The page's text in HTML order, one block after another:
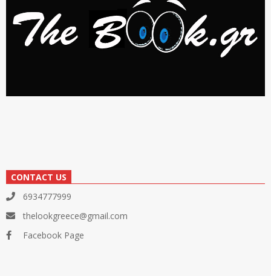
CONTACT US
6934777999
thelookgreece@gmail.com
Facebook Page